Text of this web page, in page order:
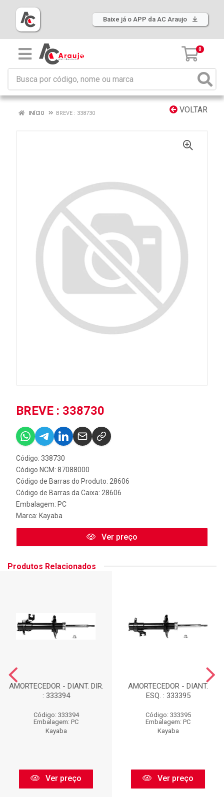
Baixe já o APP da AC Araujo
0
VOLTAR
INÍCIO BREVE : 338730
BREVE : 338730
Código: 338730
Código NCM: 87088000
Código de Barras do Produto: 28606
Código de Barras da Caixa: 28606
Embalagem: PC
Marca: Kayaba
Ver preço
Produtos Relacionados
AMORTECEDOR - DIANT. DIR.
: 333394
Código: 333394
Embalagem: PC
Kayaba
Ver preço
AMORTECEDOR - DIANT.
ESQ. : 333395
Código: 333395
Embalagem: PC
Kayaba
Ver preço